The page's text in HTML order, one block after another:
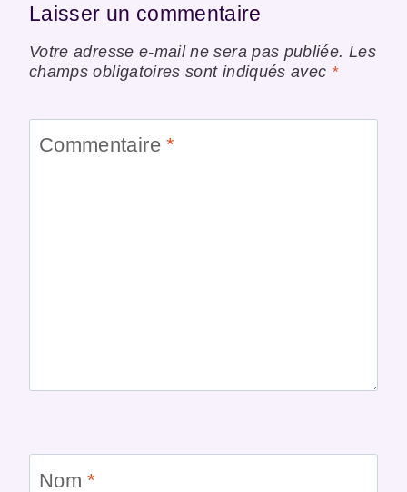
Laisser un commentaire
Votre adresse e-mail ne sera pas publiée. Les
champs obligatoires sont indiqués avec *
Commentaire*
Nom*